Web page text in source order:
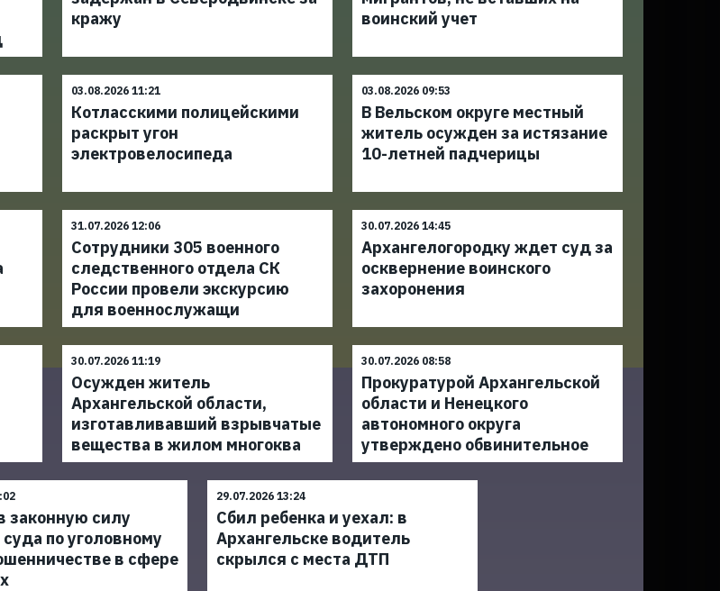
кражу
воинский учет
03.08.2026 11:21
Котласскими полицейскими
раскрыт угон
электровелосипеда
03.08.2026 09:53
В Вельском округе местный
житель осужден за истязание
10-летней падчерицы
31.07.2026 12:06
Сотрудники 305 военного
следственного отдела СК
России провели экскурсию
для военнослужащи
30.07.2026 14:45
Архангелогородку ждет суд за
осквернение воинского
захоронения
30.07.2026 11:19
Осужден житель
Архангельской области,
изготавливавший взрывчатые
вещества в жилом многоква
30.07.2026 08:58
Прокуратурой Архангельской
области и Ненецкого
автономного округа
утверждено обвинительное
законную силу
по уголовному
в сфере
29.07.2026 13:24
Сбил ребенка и уехал: в
Архангельске водитель
скрылся с места ДТП